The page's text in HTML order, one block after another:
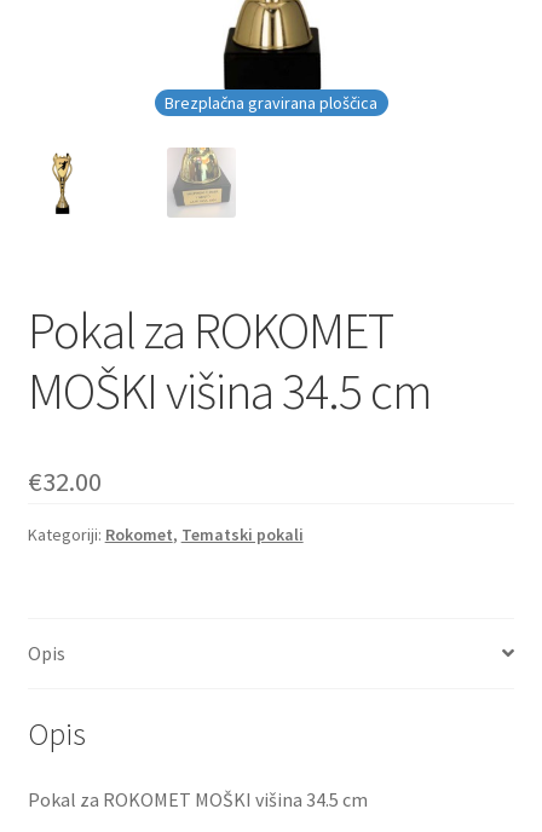
Brezplačna gravirana ploščica
Pokal za ROKOMET
MOŠKI višina 34.5 cm
€32.00
Kategoriji: Rokomet, Tematski pokali
Opis
Opis
Pokal za ROKOMET MOŠKI višina 34.5 cm